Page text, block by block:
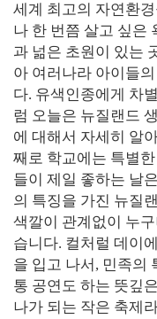
세계 최고의 자연환
나 한 번쯤 살고 싶은
과 넒은 초원이 있는
아 여러나라 아이들
다. 유색인종에게 차
럼 오늘은 뉴질랜드
에 대해서 자세히 알
째로 학교에는 특별
들이 제일 좋하는 날
의 특징을 가진 뉴질
색깔이 관계없이 누
습니다. 컬처럴 데이
을 입고 나서, 민족의
통 공연도 하는 뜻깊
나가 되는 작은 축제